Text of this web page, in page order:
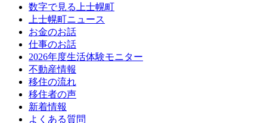
数字で見る上士幌町
上士幌町ニュース
お金のお話
仕事のお話
2026年度生活体験モニター
不動産情報
移住の流れ
移住者の声
新着情報
よくある質問